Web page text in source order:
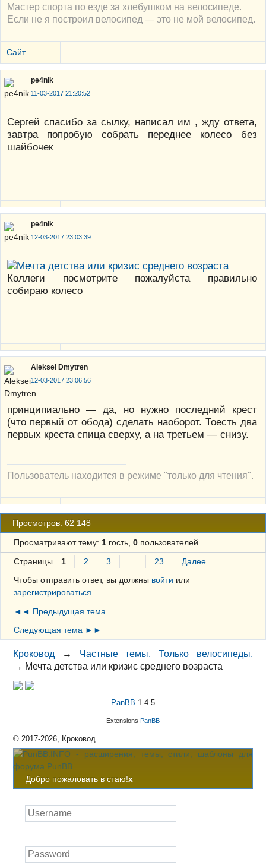
Мастер спорта по езде за хлебушком на велосипеде.
Если не я построил велосипед — это не мой велосипед.
Сайт
pe4nik
11-03-2017 21:20:52
Сергей спасибо за сылку, написал им , жду ответа,
завтра попробую собрать переднее колесо без
шайбочек
pe4nik
12-03-2017 23:03:39
Коллеги посмотрите пожалуйста правильно
собираю колесо
Aleksei Dmytren
12-03-2017 23:06:56
принципиально — да, но нужно последний крест
(что первый от обода) сделать наоборот. Тоесть два
первых креста спица сверху, а на третьем — снизу.
Пользователь находится в режиме "только для чтения".
Просмотров: 62 148
Просматривают тему: 1гость, 0пользователей
Страницы 1 2 3 23
Далее
Чтобы отправить ответ, вы должны войти или
зарегистрироваться
◄◄ Предыдущая тема
Следующая тема ►►
Кроковод → Частные темы. Только велосипеды.
→ Мечта детства или кризис среднего возраста
PanBB 1.4.5
Extensions PanBB
© 2017-2026, Кроковод
Добро пожаловать в стаю!x